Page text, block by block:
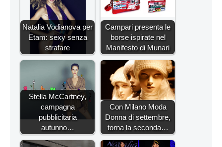
Natalia Vodianova per
Etam: sexy senza
strafare
Campari presenta le
borse ispirate nel
Manifesto di Munari
Stella McCartney,
campagna
pubblicitaria
autunno…
Con Milano Moda
Donna di settembre,
torna la seconda…